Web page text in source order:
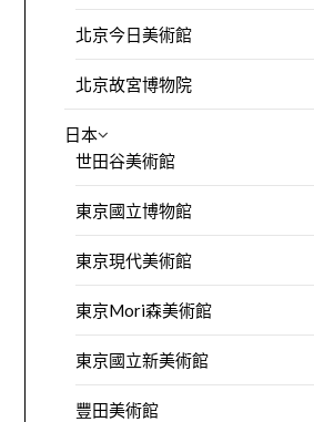
北京今日美術館
北京故宮博物院
日本
世田谷美術館
東京國立博物館
東京現代美術館
東京Mori森美術館
東京國立新美術館
豐田美術館